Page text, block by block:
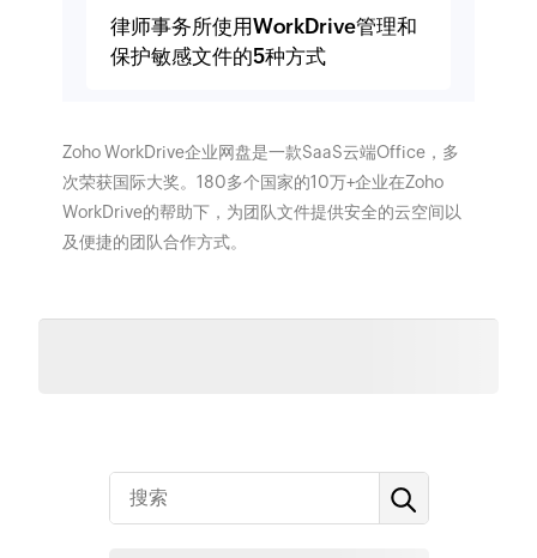
律师事务所使用WorkDrive管理和
保护敏感文件的5种方式
Zoho WorkDrive企业网盘是一款SaaS云端Office，多
次荣获国际大奖。180多个国家的10万+企业在Zoho
WorkDrive的帮助下，为团队文件提供安全的云空间以
及便捷的团队合作方式。